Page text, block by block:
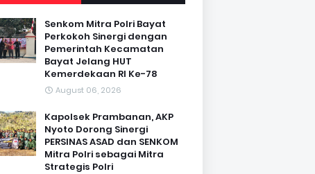
Senkom Mitra Polri Bayat
Perkokoh Sinergi dengan
Pemerintah Kecamatan
Bayat Jelang HUT
Kemerdekaan RI Ke-78
August 06, 2026
Kapolsek Prambanan, AKP
Nyoto Dorong Sinergi
PERSINAS ASAD dan SENKOM
Mitra Polri sebagai Mitra
Strategis Polri